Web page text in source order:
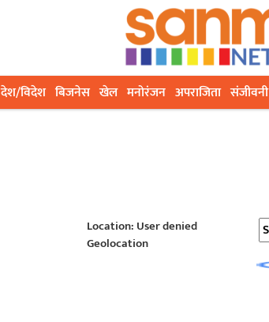
देश/विदेश बिजनेस खेल मनोरंजन अपराजिता संजीवनी
Location: User denied
Geolocation